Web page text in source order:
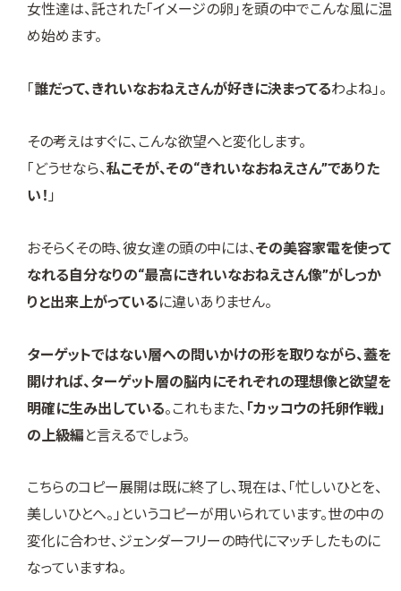
女性達は、託された「イメージの卵」を頭の中でこんな風に温
め始めます。
「 誰だって、きれいなおねえさんが好きに決まってるわよね」。
その考えはすぐに、こんな欲望へと変化します。
「どうせなら、私こそが、その“きれいなおねえさん”でありた
い！ 」
おそらくその時、彼女達の頭の中には、その美容家電を使って
なれる自分なりの“最高にきれいなおねえさん像”がしっか
りと出来上がっているに違いありません。
ターゲットではない層への問いかけの形を取りながら、蓋を
開ければ、ターゲット層の脳内にそれぞれの理想像と欲望を
明確に生み出している。これもまた、 「カッコウの托卵作戦」
の上級編 と言えるでしょう。
こちらのコピー展開は既に終了し、現在は、「忙しいひとを、
美しいひとへ。」というコピーが用いられています。世の中の
変化に合わせ、ジェンダーフリーの時代にマッチしたものに
なっていますね。